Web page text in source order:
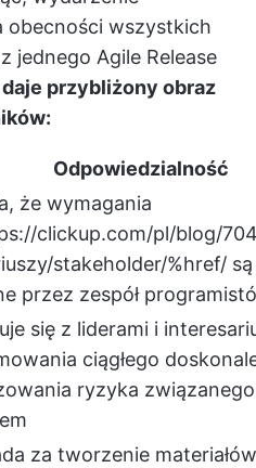
obecności wszystkich
jednego Agile Release
przybliżony obraz
Odpowiedzialność
że wymagania
clickup.com/pl/blog/
stakeholder/%href/
przez zespół
się z liderami i
ciągłego
ryzyka
za tworzenie materiałów